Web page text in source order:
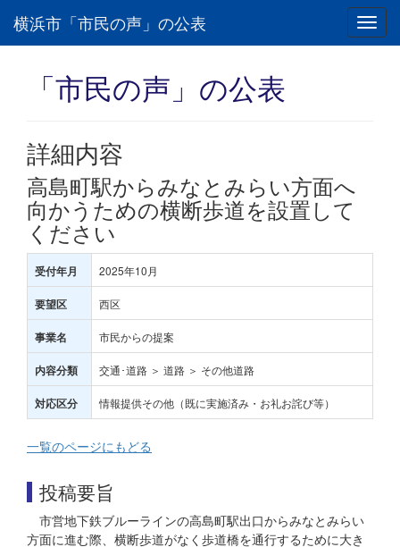
横浜市「市民の声」の公表
「市民の声」の公表
詳細内容
高島町駅からみなとみらい方面へ
向かうための横断歩道を設置して
ください
受付年月 2025年10月
要望区 西区
事業名 市民からの提案
内容分類 交通･道路 ＞ 道路 ＞ その他道路
対応区分 情報提供その他（既に実施済み・お礼お詫び等）
一覧のページにもどる
投稿要旨
市営地下鉄ブルーラインの高島町駅出口からみなとみらい
方面に進む際、横断歩道がなく歩道橋を通行するために大き